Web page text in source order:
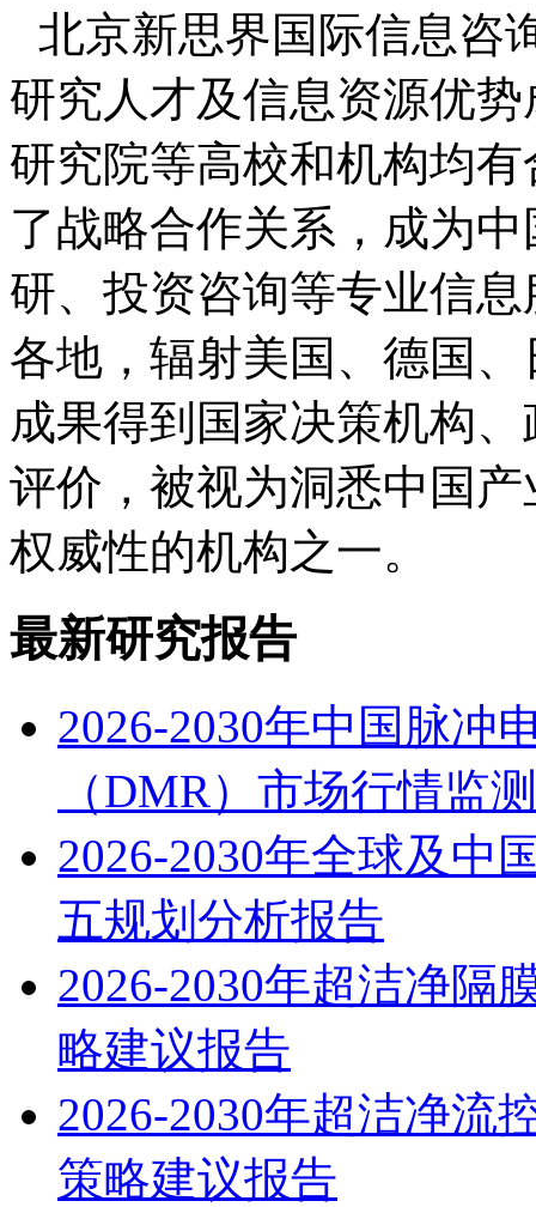
北京新思界国际信息咨
研究人才及信息资源优
研究院等高校和机构均
了战略合作关系，成为
研、投资咨询等专业信
各地，辐射美国、德国
成果得到国家决策机构
评价，被视为洞悉中国
权威性的机构之一。
最新研究报告
2026-2030年中国脉冲
（DMR）市场行情监
2026-2030年全球及中
五规划分析报告
2026-2030年超洁净隔
略建议报告
2026-2030年超洁净流
策略建议报告